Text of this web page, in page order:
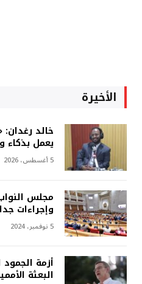
الأخيرة
يعمل بذكاء
5 أغسطس، 2026
مجلس
وإجراءات
5 نوفمبر، 2024
أزمة
البعثة